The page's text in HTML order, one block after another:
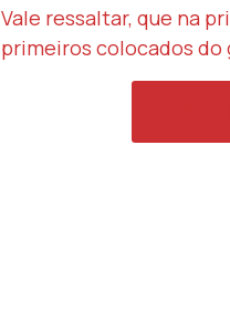
Vale ressaltar, que na
primeiros colocados do